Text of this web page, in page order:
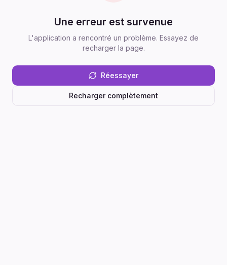
Une erreur est survenue
L'application a rencontré un problème. Essayez de
recharger la page.
Réessayer
Recharger complètement